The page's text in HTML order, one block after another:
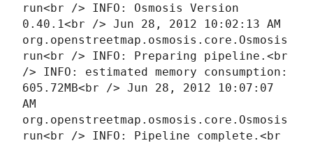
run<br /> INFO: Osmosis Version
0.40.1<br /> Jun 28, 2012 10:02:13 AM
org.openstreetmap.osmosis.core.Osmosis
run<br /> INFO: Preparing pipeline.<br
/> INFO: estimated memory consumption:
605.72MB<br /> Jun 28, 2012 10:07:07
AM
org.openstreetmap.osmosis.core.Osmosis
run<br /> INFO: Pipeline complete.<br